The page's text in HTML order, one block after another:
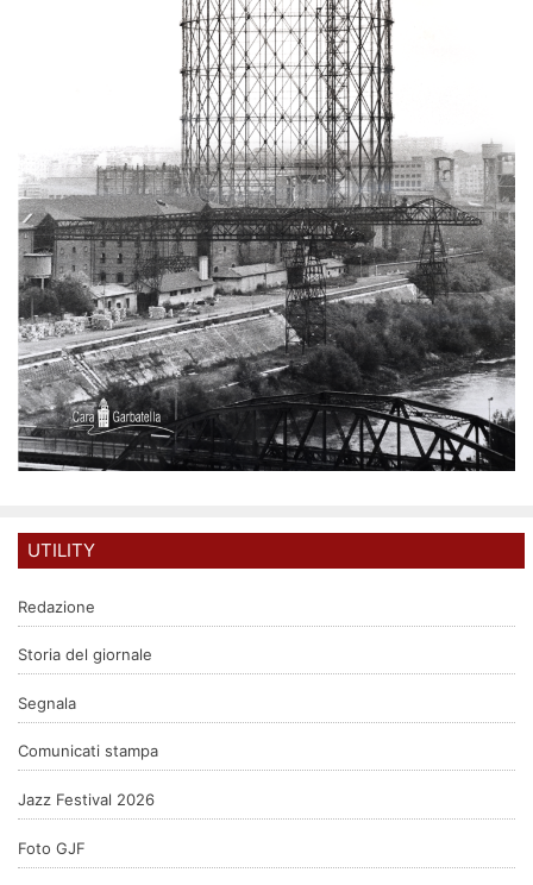
UTILITY
Redazione
Storia del giornale
Segnala
Comunicati stampa
Jazz Festival 2026
Foto GJF